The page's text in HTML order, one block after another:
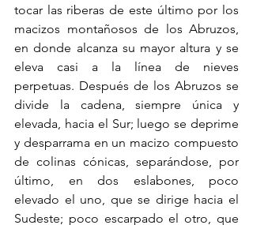
tocar las riberas de este último por los
macizos montañosos de los Abruzos,
en donde alcanza su mayor altura y se
eleva casi a la línea de nieves
perpetuas. Después de los Abruzos se
divide la cadena, siempre única y
elevada, hacia el Sur; luego se deprime
y desparrama en un macizo compuesto
de colinas cónicas, separándose, por
último, en dos eslabones, poco
elevado el uno, que se dirige hacia el
Sudeste; poco escarpado el otro, que